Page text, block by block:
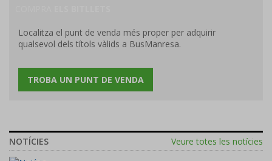
Localitza el punt de venda més proper per adquirir
qualsevol dels títols vàlids a BusManresa.
TROBA UN PUNT DE VENDA
NOTÍCIES Veure totes les notícies